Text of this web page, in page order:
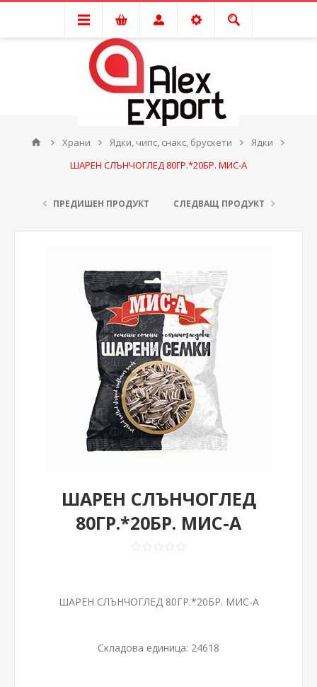
Храни Ядки, чипс, снакс, брускети
Ядки
ШАРЕН СЛЪНЧОГЛЕД 80ГР.*20БР. МИС-А
ПРЕДИШЕН ПРОДУКТ СЛЕДВАЩ ПРОДУКТ
ШАРЕН СЛЪНЧОГЛЕД
80ГР.*20БР. МИС-А
ШАРЕН СЛЪНЧОГЛЕД 80ГР.*20БР. МИС-А
Складова единица: 24618